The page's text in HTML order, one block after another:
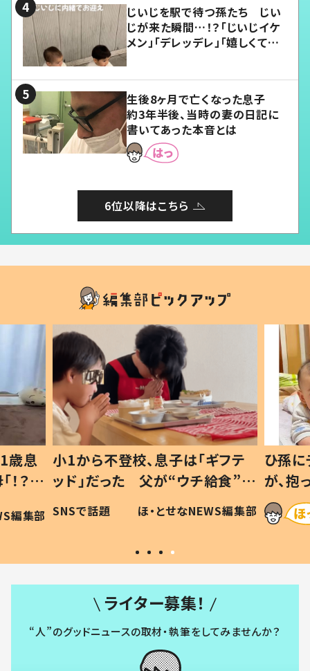
じいじを駅で待つ孫たち じい
じが来た瞬間…！？「じいじイケ
メン」「デレッデレ」「嬉しくて可
生後8ヶ月で亡くなった息子
約3年半後、当時の妻の日記に
書いてあった本音とは
6位以降はこちら
歳息
？」
編集部
小1から不登校、息子は「ギフテ
ッド」だった 父が“ウチ給食”を
作り続ける理由とは #令和の親
#令和の子
SNSで話題 ほ・とせなNEWS編集部
ひ孫
が、
「涙が
い」
ライター募集！
“人”のグッドニュースの取材・執筆をしてみませんか？